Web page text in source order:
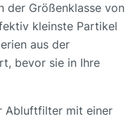
der Größenklasse von
kleinste Partikel
aus der
bevor sie in Ihre
Abluftfilter mit einer